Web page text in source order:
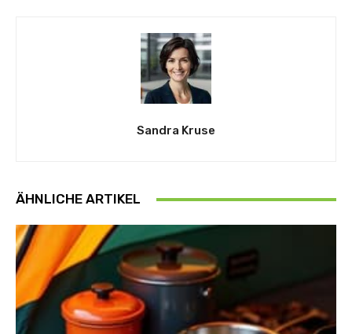
Sandra Kruse
ÄHNLICHE ARTIKEL